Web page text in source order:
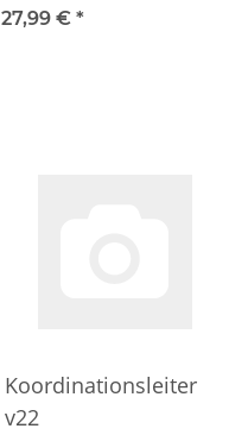
27,99 € *
Koordinationsleiter
v22